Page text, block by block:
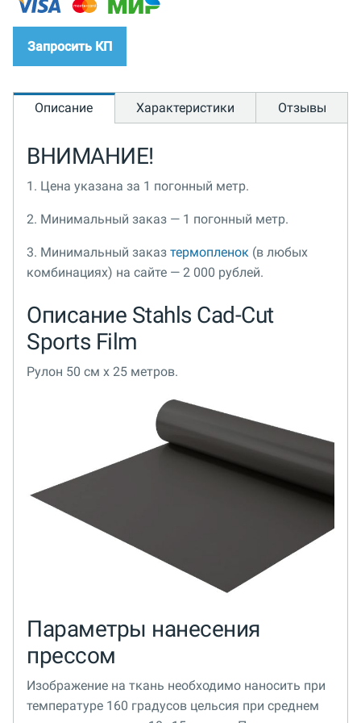
Запросить КП
Описание Характеристики Отзывы
ВНИМАНИЕ!
1. Цена указана за 1 погонный метр.
2. Минимальный заказ — 1 погонный метр.
3. Минимальный заказ термопленок (в любых
комбинациях) на сайте — 2 000 рублей.
Описание Stahls Cad-Cut
Sports Film
Рулон 50 см x 25 метров.
Параметры нанесения
прессом
Изображение на ткань необходимо наносить при
температуре 160 градусов цельсия при среднем